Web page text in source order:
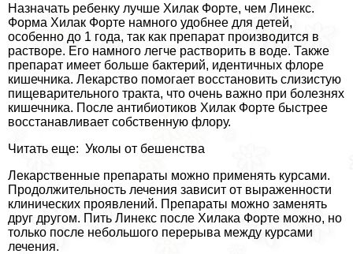
Назначать ребенку лучше Хилак Форте, чем Линекс.
Форма Хилак Форте намного удобнее для детей,
особенно до 1 года, так как препарат производится в
растворе. Его намного легче растворить в воде. Также
препарат имеет больше бактерий, идентичных флоре
кишечника. Лекарство помогает восстановить слизистую
пищеварительного тpaкта, что очень важно при болезнях
кишечника. После антибиотиков Хилак Форте быстрее
восстанавливает собственную флору.
Читать еще: Уколы от бешенства
Лекарственные препараты можно применять курсами.
Продолжительность лечения зависит от выраженности
клинических проявлений. Препараты можно заменять
друг другом. Пить Линекс после Хилака Форте можно, но
только после небольшого перерыва между курсами
лечения.